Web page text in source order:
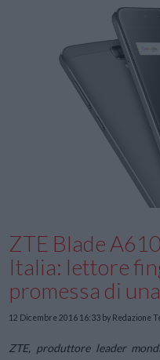
ZTE Blade
Italia: lettore
promessa di
12 Dicembre 2016 16:33 by Redazione
ZTE, produttore leader